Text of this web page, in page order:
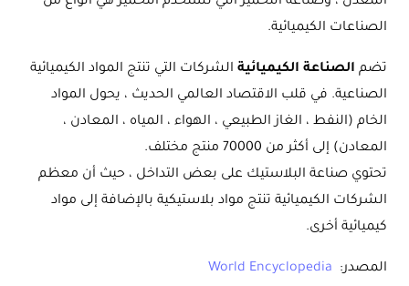
الصناعات الكيميائية.
تضم الصناعة الكيميائية الشركات التي تنتج المواد الكيميائية
الصناعية. في قلب الاقتصاد العالمي الحديث ، يحول المواد
الخام (النفط ، الغاز الطبيعي ، الهواء ، المياه ، المعادن ،
المعادن) إلى أكثر من 70000 منتج مختلف.
تحتوي صناعة البلاستيك على بعض التداخل ، حيث أن معظم
الشركات الكيميائية تنتج مواد بلاستيكية بالإضافة إلى مواد
كيميائية أخرى.
المصدر: World Encyclopedia